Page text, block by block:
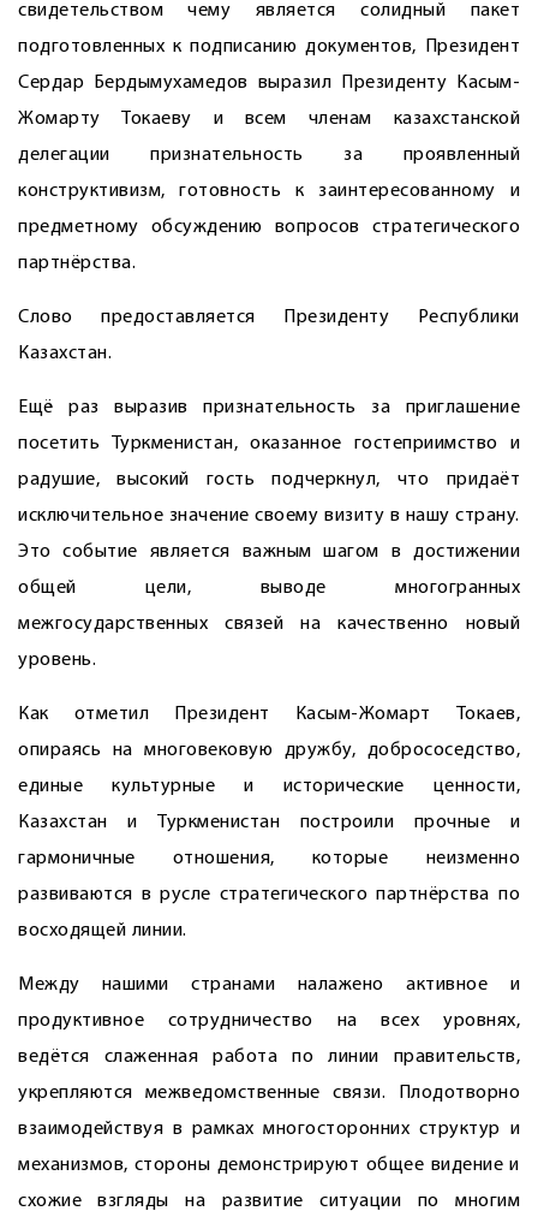
свидетельством чему является солидный пакет
подготовленных к подписанию документов, Президент
Сердар Бердымухамедов выразил Президенту Касым-
Жомарту Токаеву и всем членам казахстанской
делегации признательность за проявленный
конструктивизм, готовность к заинтересованному и
предметному обсуждению вопросов стратегического
партнёрства.
Слово предоставляется Президенту Республики
Казахстан.
Ещё раз выразив признательность за приглашение
посетить Туркменистан, оказанное гостеприимство и
радушие, высокий гость подчеркнул, что придаёт
исключительное значение своему визиту в нашу страну.
Это событие является важным шагом в достижении
общей цели, выводе многогранных
межгосударственных связей на качественно новый
уровень.
Как отметил Президент Касым-Жомарт Токаев,
опираясь на многовековую дружбу, добрососедство,
единые культурные и исторические ценности,
Казахстан и Туркменистан построили прочные и
гармоничные отношения, которые неизменно
развиваются в русле стратегического партнёрства по
восходящей линии.
Между нашими странами налажено активное и
продуктивное сотрудничество на всех уровнях,
ведётся слаженная работа по линии правительств,
укрепляются межведомственные связи. Плодотворно
взаимодействуя в рамках многосторонних структур и
механизмов, стороны демонстрируют общее видение и
схожие взгляды на развитие ситуации по многим